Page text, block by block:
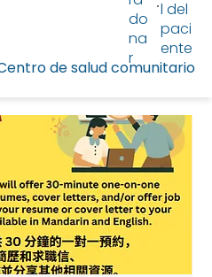
de salud comunitario
do
na
r
l del
paci
ente